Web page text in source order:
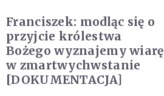
Franciszek: modląc się o
przyjcie królestwa
Bożego wyznajemy wiarę
w zmartwychwstanie
[DOKUMENTACJA]